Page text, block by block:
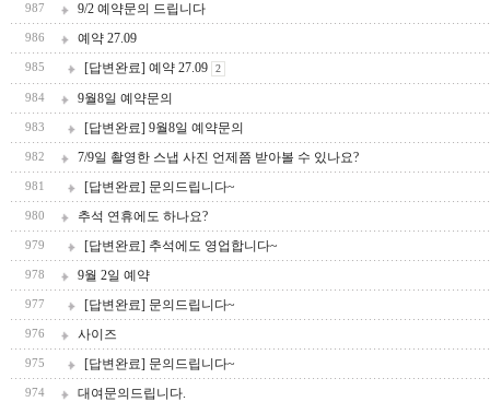
987 9/2 예약문의 드립니다
986 예약 27.09
985 [답변완료] 예약 27.09 2
984 9월8일 예약문의
983 [답변완료] 9월8일 예약문의
982 7/9일 촬영한 스냅 사진 언제쯤 받아볼 수 있나요?
981 [답변완료] 문의드립니다~
980 추석 연휴에도 하나요?
979 [답변완료] 추석에도 영업합니다~
978 9월 2일 예약
977 [답변완료] 문의드립니다~
976 사이즈
975 [답변완료] 문의드립니다~
974 대여문의드립니다.